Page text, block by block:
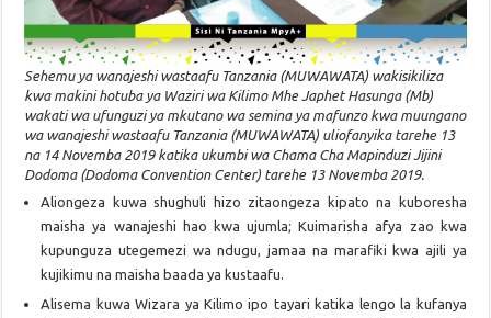
Sehemu ya wanajeshi wastaafu Tanzania (MUWAWATA) wakisikiliza
kwa makini hotuba ya Waziri wa Kilimo Mhe Japhet Hasunga (Mb)
wakati wa ufunguzi ya mkutano wa semina ya mafunzo kwa muungano
wa wanajeshi wastaafu Tanzania (MUWAWATA) uliofanyika tarehe 13
na 14 Novemba 2019 katika ukumbi wa Chama Cha Mapinduzi Jijini
Dodoma (Dodoma Convention Center) tarehe 13 Novemba 2019.
Aliongeza kuwa shughuli hizo zitaongeza kipato na kuboresha
maisha ya wanajeshi hao kwa ujumla; Kuimarisha afya zao kwa
kupunguza utegemezi wa ndugu, jamaa na marafiki kwa ajili ya
kujikimu na maisha baada ya kustaafu.
Alisema kuwa Wizara ya Kilimo ipo tayari katika lengo la kufanya